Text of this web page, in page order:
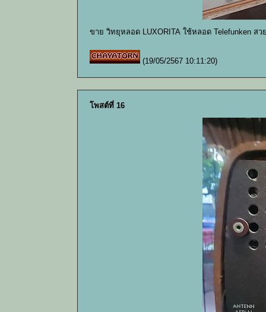
ขาย วิทยุหลอด LUXORITA ใช้หลอด Telefunken ส
(19/05/2567 10:11:20)
โพสต์ที่ 16